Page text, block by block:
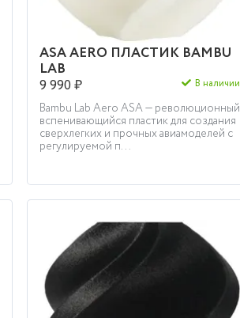
ASA AERO ПЛАСТИК BAMBU
LAB
9 990 ₽
В наличии
Bambu Lab Aero ASA — революционный
вспенивающийся пластик для создания
сверхлегких и прочных авиамоделей с
регулируемой п...
КУПИТЬ